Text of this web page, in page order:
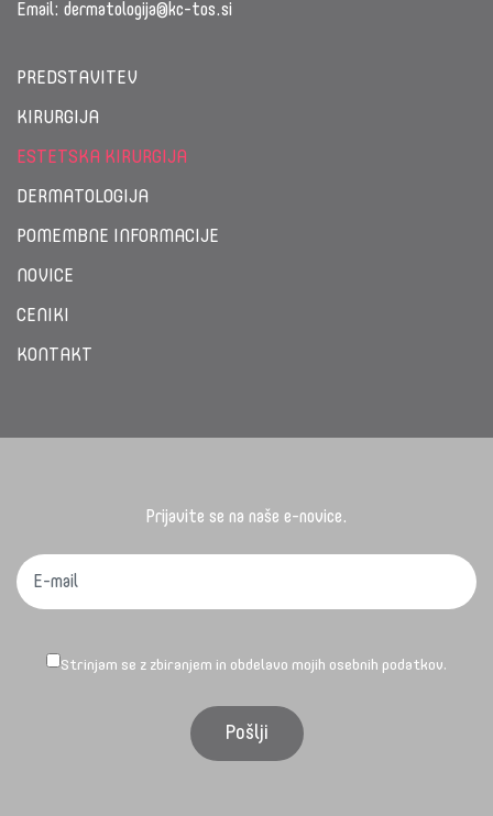
Email: dermatologija@kc-tos.si
PREDSTAVITEV
KIRURGIJA
ESTETSKA KIRURGIJA
DERMATOLOGIJA
POMEMBNE INFORMACIJE
NOVICE
CENIKI
KONTAKT
Prijavite se na naše e-novice.
Strinjam se z zbiranjem in obdelavo mojih osebnih podatkov.